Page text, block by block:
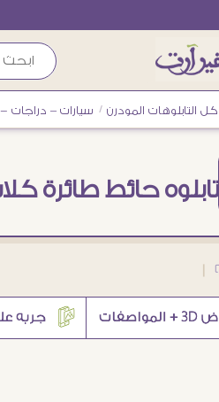
كل التابلوهات المودرن / سيارات – دراجات
تابلوه حائط طائرة